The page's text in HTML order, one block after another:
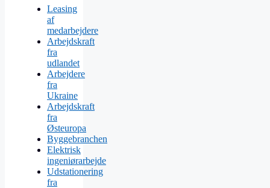
Leasing
af
medarbejdere
Arbejdskraft
fra
udlandet
Arbejdere
fra
Ukraine
Arbejdskraft
fra
Østeuropa
Byggebranchen
Elektrisk
ingeniørarbejde
Udstationering
fra